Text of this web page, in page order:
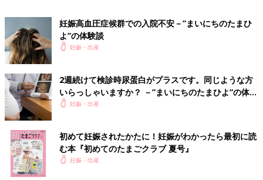
で生まれてきました。しかし、この体験から「妊娠、出産を含め
て妊婦の自己管理が大切だ」と学びました。
1人目の時も経験していたとはいえ、今回の妊娠高血圧症候群は
自分の命の危険を感じるほどひどいものでした。
妊娠中はもちろん、普段からストレスを適度に解消し、規則正し
い生活と食事、睡眠、休息で自律神経を整えることは、自分の体
調を悪化させないためにとても大切だと痛感しています。
■その他のママライター体験談はこちら
［まこ＊プロフィール］
男の子2人の子育てをしている看護師。長男の小学校入学を機
に、在宅ワークもはじめ、ライティングやWEBデザインなどの
妊娠高血圧症候群での入院不安－”まいにちのたまひ
よ”の体験談
妊娠・出産
2週続けて検診時尿蛋白がプラスです。同じような方
いらっしゃいますか？ －”まいにちのたまひよ”の体験
談 妊娠・出産
初めて妊娠されたかたに！妊娠がわかったら最初に読
む本『初めてのたまごクラブ 夏号』
妊娠・出産